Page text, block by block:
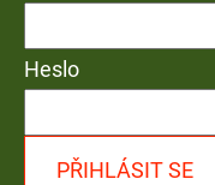
Heslo
PŘIHLÁSIT SE